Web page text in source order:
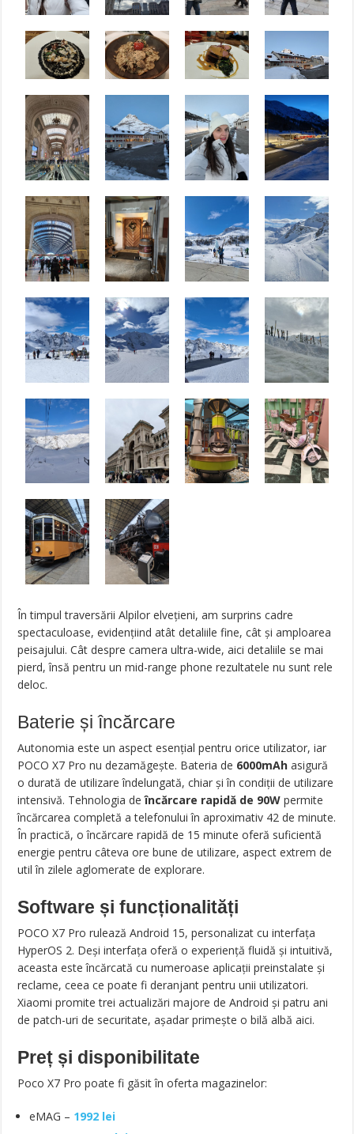
În timpul traversării Alpilor elvețieni, am surprins cadre
spectaculoase, evidențiind atât detaliile fine, cât și amploarea
peisajului. Cât despre camera ultra-wide, aici detaliile se mai
pierd, însă pentru un mid-range phone rezultatele nu sunt rele
deloc.
Baterie și încărcare
Autonomia este un aspect esențial pentru orice utilizator, iar
POCO X7 Pro nu dezamăgește. Bateria de 6000mAh asigură
o durată de utilizare îndelungată, chiar și în condiții de utilizare
intensivă. Tehnologia deîncărcare rapidă de 90W permite
încărcarea completă a telefonului în aproximativ 42 de minute.
În practică, o încărcare rapidă de 15 minute oferă suficientă
energie pentru câteva ore bune de utilizare, aspect extrem de
util în zilele aglomerate de explorare.
Software și funcționalități
POCO X7 Pro rulează Android 15, personalizat cu interfața
HyperOS 2. Deși interfața oferă o experiență fluidă și intuitivă,
aceasta este încărcată cu numeroase aplicații preinstalate și
reclame, ceea ce poate fi deranjant pentru unii utilizatori.
Xiaomi promite trei actualizări majore de Android și patru ani
de patch-uri de securitate, așadar primește o bilă albă aici.
Preț și disponibilitate
Poco X7 Pro poate fi găsit în oferta magazinelor:
eMAG – 1992 lei